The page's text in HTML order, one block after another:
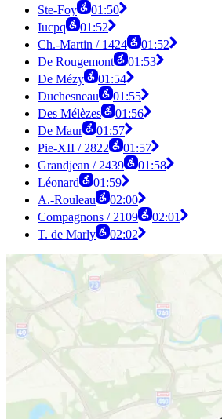
Ste-Foy
01:50
Iucpq
01:52
Ch.-Martin / 1424
01:52
De Rougemont
01:53
De Mézy
01:54
Duchesneau
01:55
Des Mélèzes
01:56
De Maur
01:57
Pie-XII / 2822
01:57
Grandjean / 2439
01:58
Léonard
01:59
A.-Rouleau
02:00
Compagnons / 2109
02:01
T. de Marly
02:02